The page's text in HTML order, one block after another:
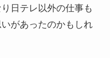
日テレ以外の仕事も
があったのかもしれ